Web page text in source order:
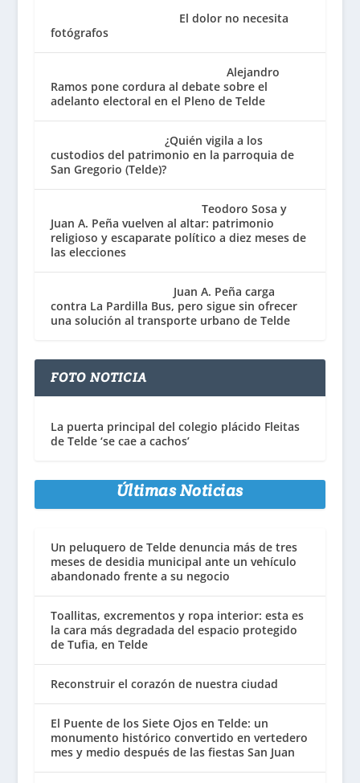
El dolor no necesita
fotógrafos
Alejandro
Ramos pone cordura al debate sobre el
adelanto electoral en el Pleno de Telde
¿Quién vigila a los
custodios del patrimonio en la parroquia de
San Gregorio (Telde)?
Teodoro Sosa y
Juan A. Peña vuelven al altar: patrimonio
religioso y escaparate político a diez meses de
las elecciones
Juan A. Peña carga
contra La Pardilla Bus, pero sigue sin ofrecer
una solución al transporte urbano de Telde
FOTO NOTICIA
La puerta principal del colegio plácido Fleitas
de Telde ‘se cae a cachos’
Últimas Noticias
Un peluquero de Telde denuncia más de tres
meses de desidia municipal ante un vehículo
abandonado frente a su negocio
Toallitas, excrementos y ropa interior: esta es
la cara más degradada del espacio protegido
de Tufia, en Telde
Reconstruir el corazón de nuestra ciudad
El Puente de los Siete Ojos en Telde: un
monumento histórico convertido en vertedero
mes y medio después de las fiestas San Juan